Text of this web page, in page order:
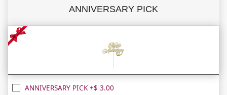
ANNIVERSARY PICK
ANNIVERSARY PICK +$ 3.00